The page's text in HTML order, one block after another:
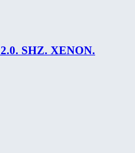
SHZ. XENON.